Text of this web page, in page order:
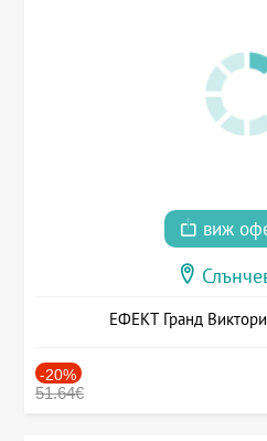
виж
ЕФЕКТ Гранд
-20%
51.64€